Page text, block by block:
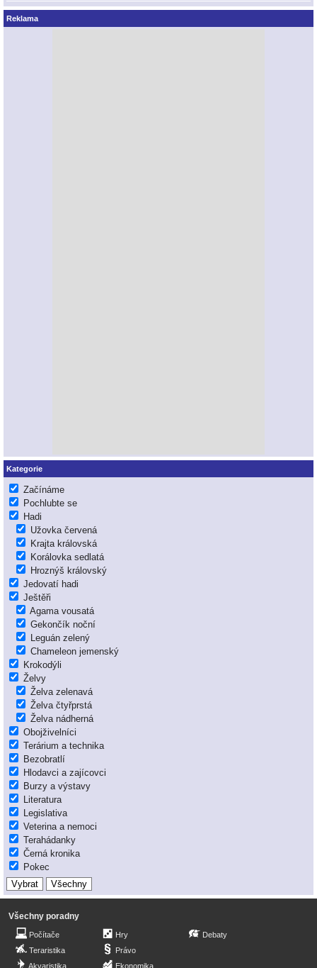
Reklama
Kategorie
Začínáme
Pochlubte se
Hadi
Užovka červená
Krajta královská
Korálovka sedlatá
Hroznýš královský
Jedovatí hadi
Ještěři
Agama vousatá
Gekončík noční
Leguán zelený
Chameleon jemenský
Krokodýli
Želvy
Želva zelenavá
Želva čtyřprstá
Želva nádherná
Obojživelníci
Terárium a technika
Bezobratlí
Hlodavci a zajícovci
Burzy a výstavy
Literatura
Legislativa
Veterina a nemoci
Terahádanky
Černá kronika
Pokec
Všechny poradny
Počítače
Teraristika
Akvaristika
Hry
Právo
Ekonomika
Debaty